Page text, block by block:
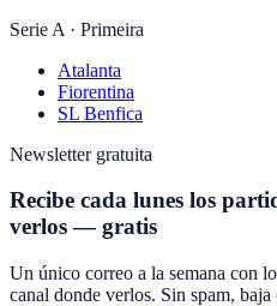
Serie A · Primeira
Atalanta
Fiorentina
SL Benfica
Newsletter gratuita
Recibe cada lunes los
verlos — gratis
Un único correo a la semana con
canal donde verlos. Sin spam, baja